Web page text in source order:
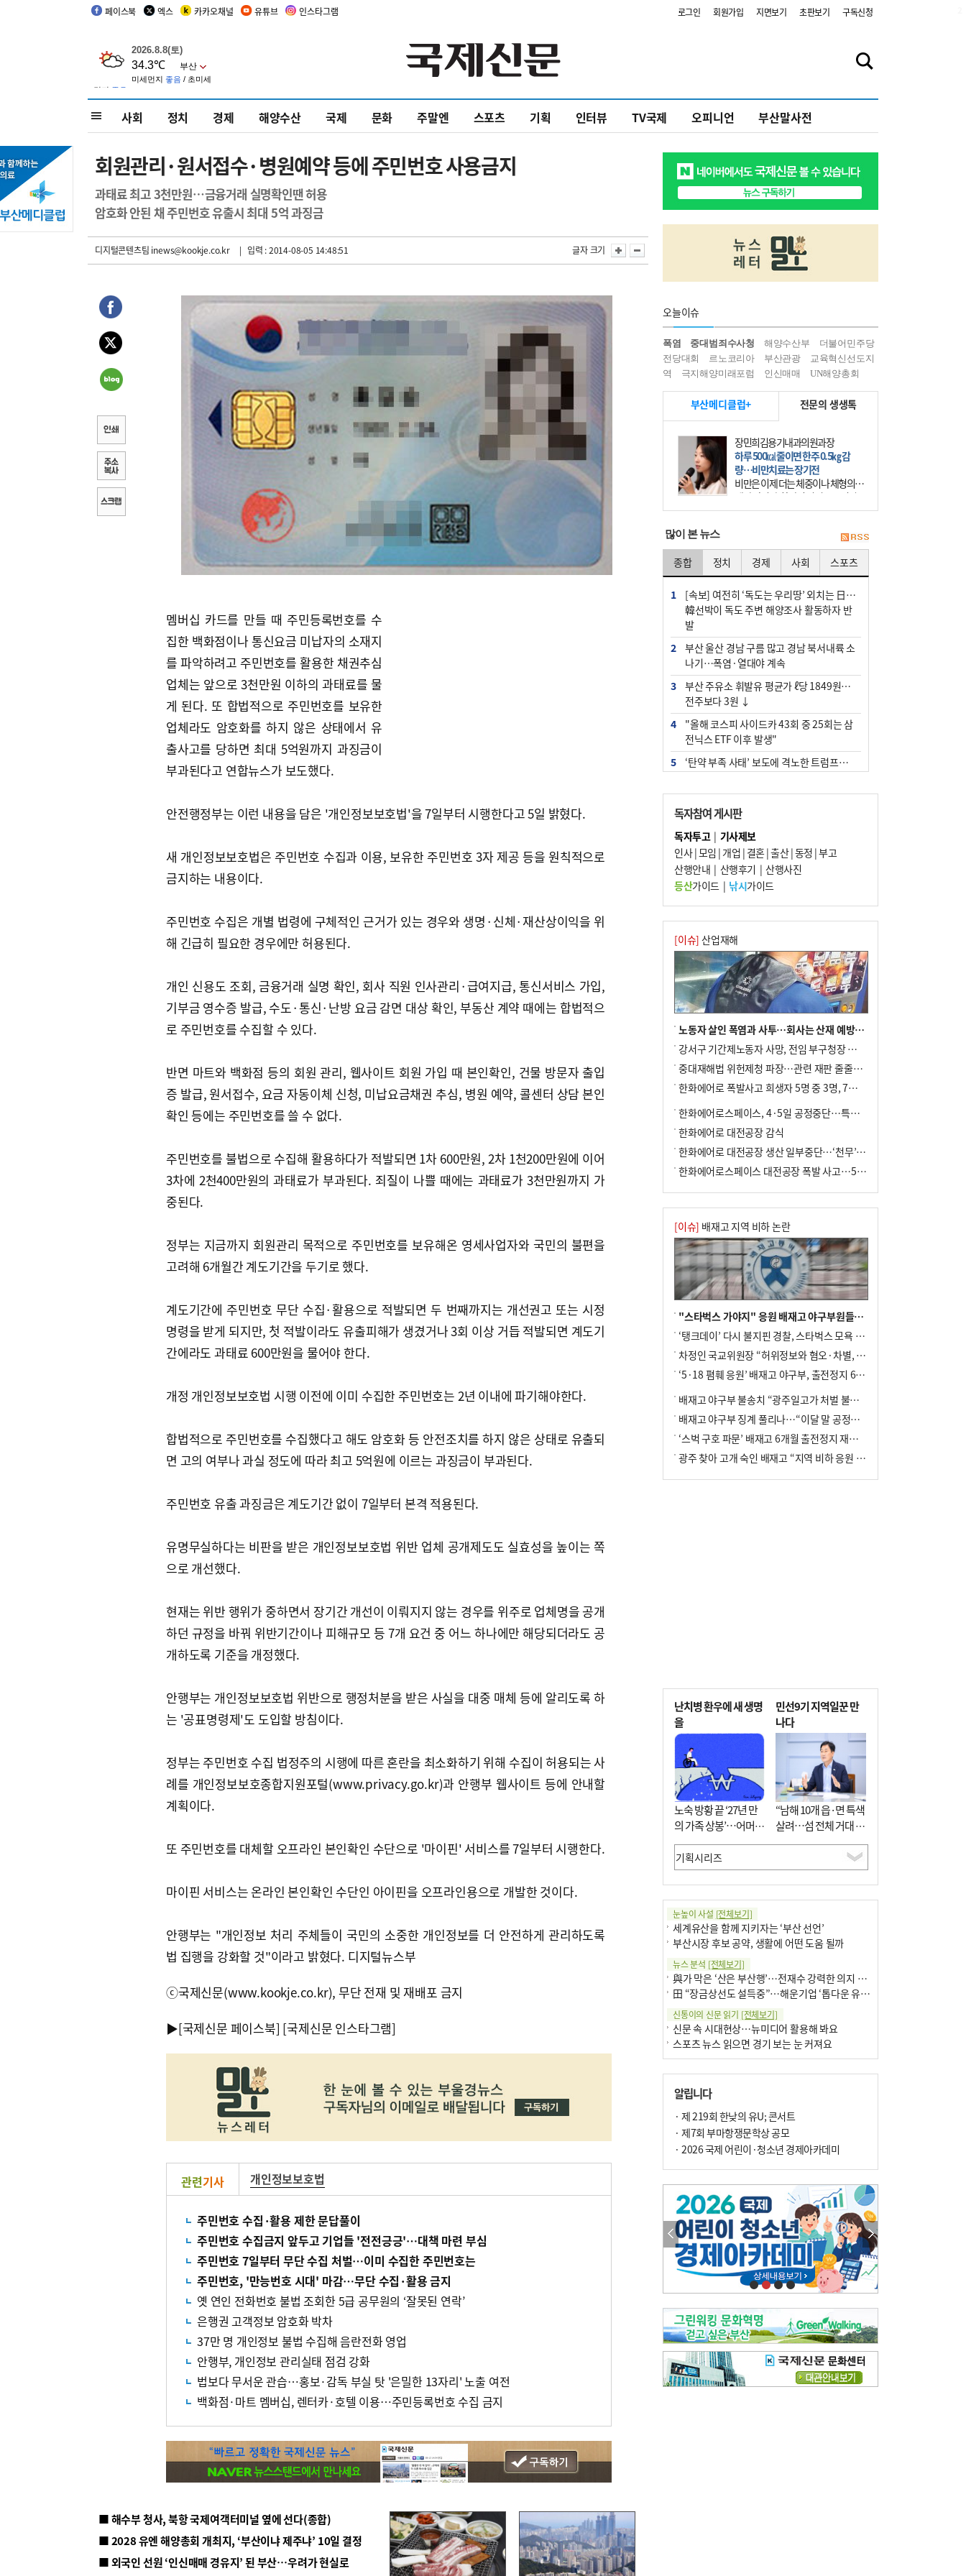
페이스북 엑스 카카오채널 유튜브 인스타그램 로그인 회원가입 지면보기 초판보기 구독신청
사회 정치 경제 해양수산 국제 문화 주말엔 스포츠 기획 인터뷰 TV국제 오피니언 부산말사전
회원관리·원서접수·병원예약 등에 주민번호 사용금지
과태료 최고 3천만원…금융거래 실명확인땐 허용
암호화 안된 채 주민번호 유출시 최대 5억 과징금
디지털콘텐츠팀 inews@kookje.co.kr | 입력 : 2014-08-05 14:48:51 글자 크기
멤버십 카드를 만들 때 주민등록번호를 수
집한 백화점이나 통신요금 미납자의 소재지
를 파악하려고 주민번호를 활용한 채권추심
업체는 앞으로 3천만원 이하의 과태료를 물
게 된다. 또 합법적으로 주민번호를 보유한
업체라도 암호화를 하지 않은 상태에서 유
출사고를 당하면 최대 5억원까지 과징금이
부과된다고 연합뉴스가 보도했다.
안전행정부는 이런 내용을 담은 '개인정보보호법'을 7일부터 시행한다고 5일 밝혔다.
새 개인정보보호법은 주민번호 수집과 이용, 보유한 주민번호 3자 제공 등을 원칙적으로
금지하는 내용이다.
주민번호 수집은 개별 법령에 구체적인 근거가 있는 경우와 생명·신체·재산상이익을 위
해 긴급히 필요한 경우에만 허용된다.
개인 신용도 조회, 금융거래 실명 확인, 회사 직원 인사관리·급여지급, 통신서비스 가입,
기부금 영수증 발급, 수도·통신·난방 요금 감면 대상 확인, 부동산 계약 때에는 합법적으
로 주민번호를 수집할 수 있다.
반면 마트와 백화점 등의 회원 관리, 웹사이트 회원 가입 때 본인확인, 건물 방문자 출입
증 발급, 원서접수, 요금 자동이체 신청, 미납요금채권 추심, 병원 예약, 콜센터 상담 본인
확인 등에는 주민번호를 쓸 수 없다.
주민번호를 불법으로 수집해 활용하다가 적발되면 1차 600만원, 2차 1천200만원에 이어
3차에 2천400만원의 과태료가 부과된다. 죄질이 나쁠 때에는 과태료가 3천만원까지 가
중된다.
정부는 지금까지 회원관리 목적으로 주민번호를 보유해온 영세사업자와 국민의 불편을
고려해 6개월간 계도기간을 두기로 했다.
계도기간에 주민번호 무단 수집·활용으로 적발되면 두 번째까지는 개선권고 또는 시정
명령을 받게 되지만, 첫 적발이라도 유출피해가 생겼거나 3회 이상 거듭 적발되면 계도기
간에라도 과태료 600만원을 물어야 한다.
개정 개인정보보호법 시행 이전에 이미 수집한 주민번호는 2년 이내에 파기해야한다.
합법적으로 주민번호를 수집했다고 해도 암호화 등 안전조치를 하지 않은 상태로 유출되
면 고의 여부나 과실 정도에 따라 최고 5억원에 이르는 과징금이 부과된다.
주민번호 유출 과징금은 계도기간 없이 7일부터 본격 적용된다.
유명무실하다는 비판을 받은 개인정보보호법 위반 업체 공개제도도 실효성을 높이는 쪽
으로 개선했다.
현재는 위반 행위가 중하면서 장기간 개선이 이뤄지지 않는 경우를 위주로 업체명을 공개
하던 규정을 바꿔 위반기간이나 피해규모 등 7개 요건 중 어느 하나에만 해당되더라도 공
개하도록 기준을 개정했다.
안행부는 개인정보보호법 위반으로 행정처분을 받은 사실을 대중 매체 등에 알리도록 하
는 '공표명령제'도 도입할 방침이다.
정부는 주민번호 수집 법정주의 시행에 따른 혼란을 최소화하기 위해 수집이 허용되는 사
례를 개인정보보호종합지원포털(www.privacy.go.kr)과 안행부 웹사이트 등에 안내할
계획이다.
또 주민번호를 대체할 오프라인 본인확인 수단으로 '마이핀' 서비스를 7일부터 시행한다.
마이핀 서비스는 온라인 본인확인 수단인 아이핀을 오프라인용으로 개발한 것이다.
안행부는 "개인정보 처리 주체들이 국민의 소중한 개인정보를 더 안전하게 관리하도록
법 집행을 강화할 것"이라고 밝혔다. 디지털뉴스부
ⓒ국제신문(www.kookje.co.kr), 무단 전재 및 재배포 금지
▶[국제신문 페이스북] [국제신문 인스타그램]
관련기사 개인정보보호법
주민번호 수집·활용 제한 문답풀이
주민번호 수집금지 앞두고 기업들 '전전긍긍'…대책 마련 부심
주민번호 7일부터 무단 수집 처벌…이미 수집한 주민번호는
주민번호, '만능번호 시대' 마감…무단 수집·활용 금지
옛 연인 전화번호 불법 조회한 5급 공무원의 ‘잘못된 연락’
은행권 고객정보 암호화 박차
37만 명 개인정보 불법 수집해 음란전화 영업
안행부, 개인정보 관리실태 점검 강화
법보다 무서운 관습…홍보·감독 부실 탓 '은밀한 13자리' 노출 여전
백화점·마트 멤버십, 렌터카·호텔 이용…주민등록번호 수집 금지
■ 해수부 청사, 북항 국제여객터미널 옆에 선다(종합)
■ 2028 유엔 해양총회 개최지, ‘부산이냐 제주냐’ 10일 결정
■ 외국인 선원 ‘인신매매 경유지’ 된 부산…우려가 현실로
오늘이슈
폭염 중대범죄수사청 해양수산부
더불어민주당
전당대회
르노코리아 부산관광
교육혁신선도지
역
극지해양미래포럼 인신매매 UN해양총회
부산메디클럽+ 전문의 생생톡
장민희김용기내과의원과장
하루 500㎉ 줄이면 한주 0.5㎏ 감
량…비만치료는 장기전
비만은 이제 더는 체중이나 체형의 문
제가 아니다. 하나의 질병으로 인지
하고 치료와 관리를 해야 한다. 세계
많이 본 뉴스
종합 정치 경제 사회 스포츠
1
[속보] 여전히 ‘독도는 우리땅’ 외치는 日…
韓선박이 독도 주변 해양조사 활동하자 반
발
2
부산 울산 경남 구름 많고 경남 북서내륙 소
나기…폭염·열대야 계속
3
부산 주유소 휘발유 평균가 ℓ당 1849원…
전주보다 3원 ↓
4
"올해 코스피 사이드카 43회 중 25회는 삼
전닉스 ETF 이후 발생"
5
‘탄약 부족 사태’ 보도에 격노한 트럼프…
과…“현재는 부적절 행위 없어”
7
부산 앞바다에 기름 425ℓ 유출한 러시아 화
물선 적발
8
입추 지났지만 푹푹 찐다…온열질환자 10
년 만에 3배
10 서울 중랑구서 흉기 난동…60대 남성 2명
사망
독자참여 게시판
독자투고| 기사제보
인사|모임 | 개업 | 결혼|출산|동정 |부고
산행안내 | 산행후기 | 산행사진
등산가이드| 낚시가이드
[이슈] 산업재해
노동자 살인 폭염과 사투…회사는 산재 예방·전기료 절감 전력
강서구 기간제노동자 사망, 전임 부구청장 檢 송치
중대재해법 위헌제청 파장…관련 재판 줄줄이 브레이크
한화에어로 폭발사고 희생자 5명 중 3명, 7일 영면
한화에어로스페이스, 4·5일 공정중단…특별 안전점검
한화에어로 대전공장 감식
한화에어로 대전공장 생산 일부중단…‘천무’ 수출 비상
한화에어로스페이스 대전공장 폭발 사고…5명 사망·2명 부상(종합)
[이슈] 배재고 지역 비하 논란
"스타벅스 가야지" 응원 배재고 야구부원들, 학교서 징계 처분
‘탱크데이’ 다시 불지핀 경찰, 스타벅스 모욕 혐의 압수수색
차정인 국교위원장 “허위정보와 혐오·차별, 학교 교실까지 유입"
‘5·18 폄훼 응원’ 배재고 야구부, 출전정지 6개월→1개월 감경
배재고 야구부 불송치 “광주일고가 처벌 불원 의사 표해”
배재고 야구부 징계 풀리나…“이달 말 공정위서 재심의”
‘스벅 구호 파문’ 배재고 6개월 출전정지 재심 신청키로
광주 찾아 고개 숙인 배재고 “지역 비하 응원 잘못”(종합)
난치병 환우에 새 생명
을
노숙 방황 끝 ‘27년 만
의 가족 상봉’…어머니
와 행복 꿈꿔
민선9기 지역일꾼 만
나다
“남해 10개 읍·면 특색
살려…섬 전체 거대 정
원으로 조성”
눈높이 사설 [전체보기]
세계유산을 함께 지키자는 ‘부산 선언’
부산시장 후보 공약, 생활에 어떤 도움 될까
뉴스 분석 [전체보기]
與가 막은 ‘산은 부산행’…전재수 강력한 의지 표명 없인 공염불
田 “장금상선도 설득중”…해운기업 ‘톱다운 유치전’ 가속
신통이의 신문 읽기 [전체보기]
신문 속 시대현상…뉴미디어 활용해 봐요
스포츠 뉴스 읽으면 경기 보는 눈 커져요
구·군 승진 축하화분 관행 없애자니 소상공인 울상
팩트체크[전체보기]
의령 한우산 털중나리
한 손 뉴스[전체보기]
시민이 개발한 폭염 대응 앱 ‘그늘로’ 길안내 지도 등 인기
골목 맛집 발굴 고메 셀렉션…부산시, 페스티벌 시월 연계
오늘의 날씨-[전체보기]
오늘의 날씨- 2026년 8월 7일
오늘의 날씨- 2026년 8월 6일
우리 결혼해요-[전체보기]
우리 결혼해요- 김홍윤·정세빈 커플
알립니다
· 제 219회 한낮의 유U; 콘서트
· 제7회 부마항쟁문학상 공모
· 2026 국제 어린이·청소년 경제아카데미